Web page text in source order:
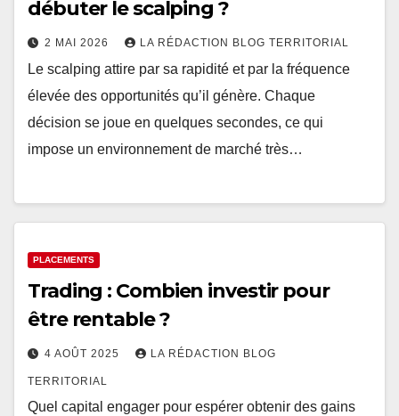
débuter le scalping ?
2 MAI 2026 LA RÉDACTION BLOG TERRITORIAL
Le scalping attire par sa rapidité et par la fréquence
élevée des opportunités qu’il génère. Chaque
décision se joue en quelques secondes, ce qui
impose un environnement de marché très…
PLACEMENTS
Trading : Combien investir pour
être rentable ?
4 AOÛT 2025 LA RÉDACTION BLOG
TERRITORIAL
Quel capital engager pour espérer obtenir des gains